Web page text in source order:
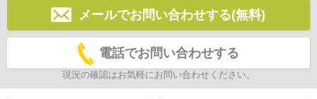
メールでお問い合わせする(無料)
電話でお問い合わせする
現況の確認はお気軽にお問い合わせください。